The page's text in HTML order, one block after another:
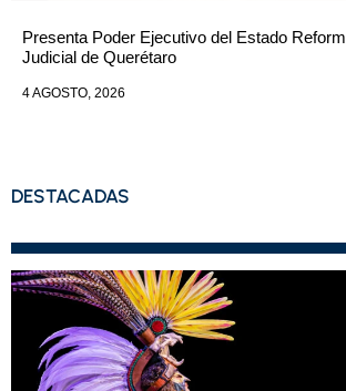
Presenta Poder Ejecutivo del Estado
Judicial de Querétaro
4 AGOSTO, 2026
DESTACADAS